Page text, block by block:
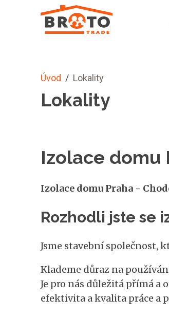
Úvod / Lokality
Lokality
Izolace domu
Izolace domu Praha -
Rozhodli jste se
Jsme stavební společnost,
Klademe důraz na
Je pro nás důležitá přímá a
efektivita a kvalita práce a